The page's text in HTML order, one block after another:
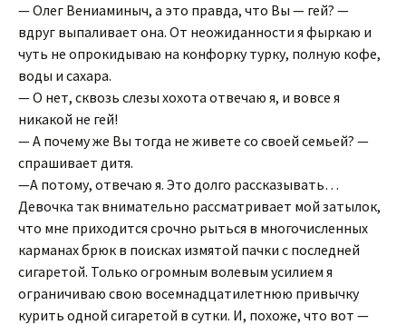
— Олег Вениаминыч, а это правда, что Вы — гей? —
вдруг выпаливает она. От неожиданности я фыркаю и
чуть не опрокидываю на конфорку турку, полную кофе,
воды и сахара.
— О нет, сквозь слезы хохота отвечаю я, и вовсе я
никакой не гей!
— А почему же Вы тогда не живете со своей семьей? —
спрашивает дитя.
—А потому, отвечаю я. Это долго рассказывать…
Девочка так внимательно рассматривает мой затылок,
что мне приходится срочно рыться в многочисленных
карманах брюк в поисках измятой пачки с последней
сигаретой. Только огромным волевым усилием я
ограничиваю свою восемнадцатилетнюю привычку
курить одной сигаретой в сутки. И, похоже, что вот —